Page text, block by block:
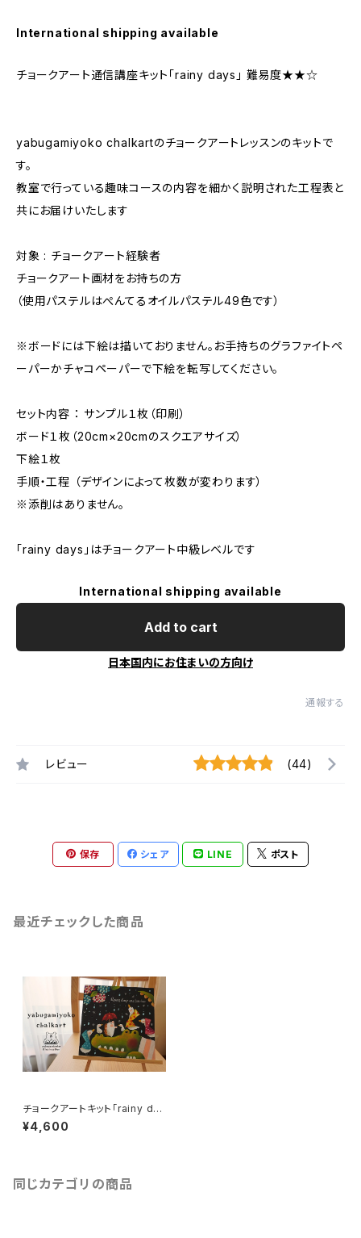
International shipping available
チョークアート通信講座キット「rainy days」 難易度★★☆
yabugamiyoko chalkartのチョークアートレッスンのキットで
す。
教室で行っている趣味コースの内容を細かく説明された工程表と
共にお届けいたします
対象 : チョークアート経験者
チョークアート画材をお持ちの方
（使用パステルはぺんてるオイルパステル49色です）
※ボードには下絵は描いておりません。お手持ちのグラファイトペ
ーパーかチャコペーパーで下絵を転写してください。
セット内容 ： サンプル１枚（印刷）
ボード１枚（20cm×20cmのスクエアサイズ）
下絵１枚
手順・工程 （デザインによって枚数が変わります）
※添削はありません。
「rainy days」はチョークアート中級レベルです
International shipping available
Add to cart
日本国内にお住まいの方向け
通報する
レビュー (44)
保存 シェア LINE ポスト
最近チェックした商品
チョークアートキット「rainy da
ys」
¥4,600
同じカテゴリの商品